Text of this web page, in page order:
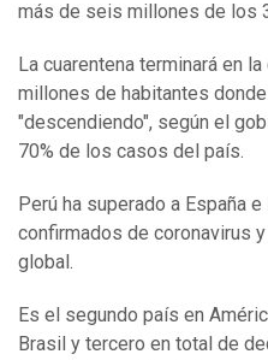
más de seis millones de los
La cuarentena terminará en
millones de habitantes
"descendiendo", según el
70% de los casos del país.
Perú ha superado a España
confirmados de coronavirus
global.
Es el segundo país en
Brasil y tercero en total de